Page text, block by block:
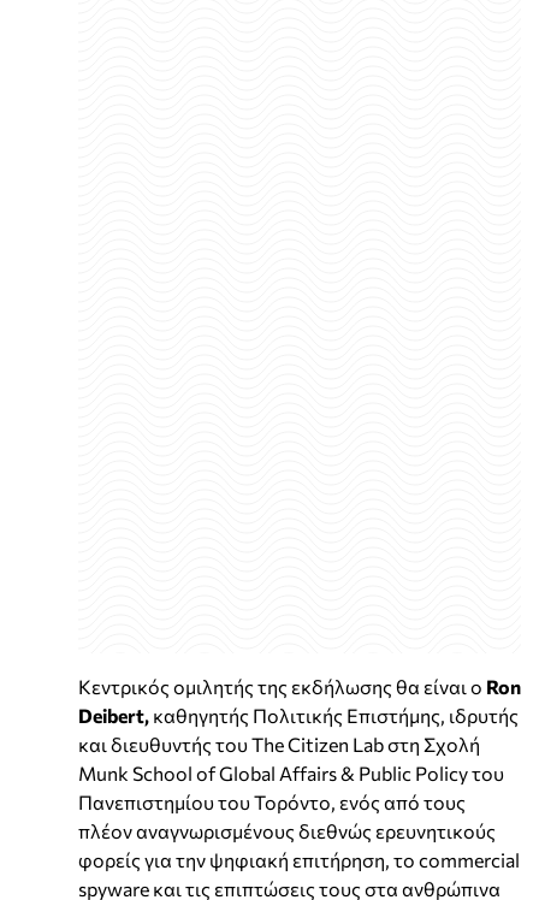
Κεντρικός ομιλητής της εκδήλωσης θα είναι ο Ron
Deibert, καθηγητής Πολιτικής Επιστήμης, ιδρυτής
και διευθυντής του The Citizen Lab στη Σχολή
Munk School of Global Affairs & Public Policy του
Πανεπιστημίου του Τορόντο, ενός από τους
πλέον αναγνωρισμένους διεθνώς ερευνητικούς
φορείς για την ψηφιακή επιτήρηση, το commercial
spyware και τις επιπτώσεις τους στα ανθρώπινα